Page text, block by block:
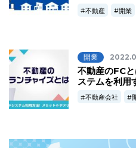
不動産 開業
開業
不動産のFC
ステムを利用
不動産会社